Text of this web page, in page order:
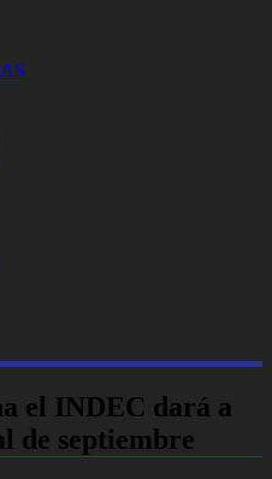
el INDEC dará a
de septiembre